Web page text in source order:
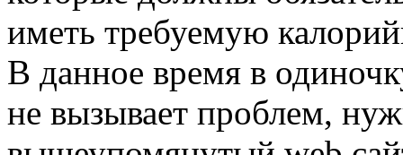
иметь требуемую
В данное время в
не вызывает проблем,